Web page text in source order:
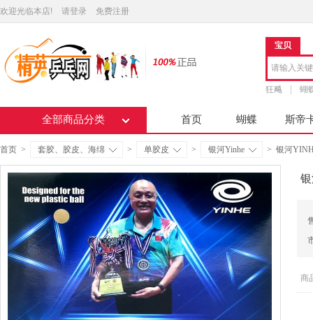
欢迎光临本店! 请登录 免费注册
宝贝
狂飚 蝴
全部商品分类 首页 蝴蝶 斯帝
首页 > 套胶、胶皮、海绵 > 单胶皮 > 银河Yinhe > 银河
商